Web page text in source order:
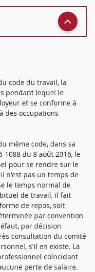
code du travail, la
pendant lequel le
et se conforme à
des occupations
même code, dans sa
1088 du 8 août 2016, le
pour se rendre sur le
n'est pas un temps de
le temps normal de
de travail, il fait
de repos, soit
par convention
par décision
consultation du comité
s'il en existe. La
coïncidant
perte de salaire.